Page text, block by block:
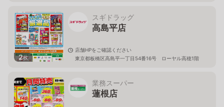
2枚
スギドラッグ
高島平店
店舗HPをご確認ください
東京都板橋区高島平一丁目54番16号 ローヤル高穂1階
業務スーパー
蓮根店